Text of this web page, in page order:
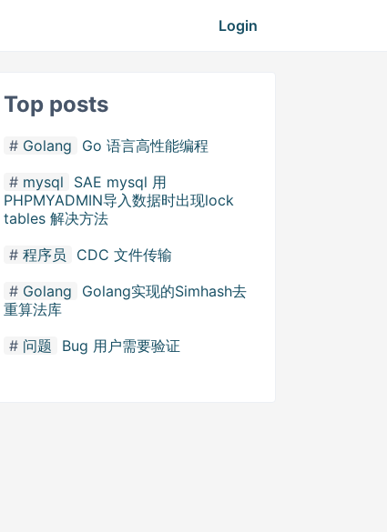
Login
Top posts
Golang
Go 语言高性能编程
mysql
SAE mysql 用
PHPMYADMIN导入数据时出现lock
tables 解决方法
程序员
CDC 文件传输
Golang
Golang实现的Simhash去
重算法库
问题
Bug 用户需要验证